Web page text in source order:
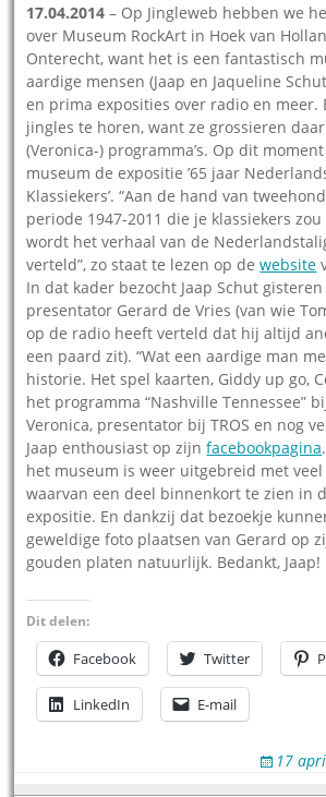
17.04.2014 – Op Jingleweb hebben we
over Museum RockArt in Hoek van
Onterecht, want het is een fantastisch
aardige mensen (Jaap en Jaqueline
en prima exposities over radio en meer.
jingles te horen, want ze grossieren
(Veronica-) programma’s. Op dit
museum de expositie ’65 jaar
Klassiekers’. “Aan de hand van
periode 1947-2011 die je klassiekers
wordt het verhaal van de
verteld”, zo staat te lezen op dewebsite
In dat kader bezocht Jaap Schut
presentator Gerard de Vries (van wie
op de radio heeft verteld dat hij altijd
een paard zit). “Wat een aardige man
historie. Het spel kaarten, Giddy up go,
het programma “Nashville Tennessee”
Veronica, presentator bij TROS en nog
Jaap enthousiast op zijnfacebookpagina
het museum is weer uitgebreid met
waarvan een deel binnenkort te zien in
expositie. En dankzij dat bezoekje
geweldige foto plaatsen van Gerard op
gouden platen natuurlijk. Bedankt, Jaap!
Dit delen:
Facebook Twitter
LinkedIn E-mail
17